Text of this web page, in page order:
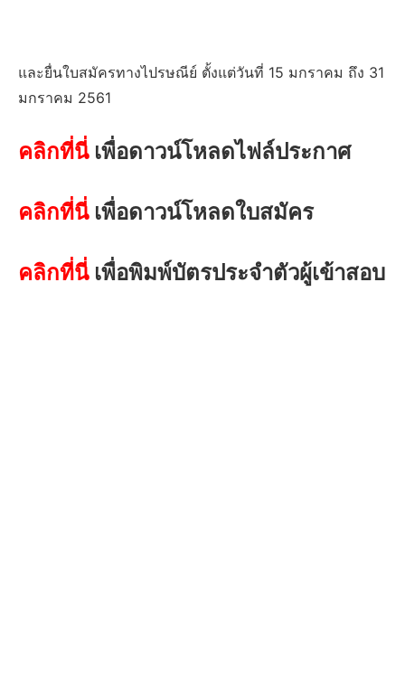
และยื่นใบสมัครทางไปรษณีย์ ตั้งแต่วันที่ 15 มกราคม ถึง 31
มกราคม 2561
คลิกที่นี่เพื่อดาวน์โหลดไฟล์ประกาศ
คลิกที่นี่เพื่อดาวน์โหลดใบสมัคร
คลิกที่นี่เพื่อพิมพ์บัตรประจำตัวผู้เข้าสอบ